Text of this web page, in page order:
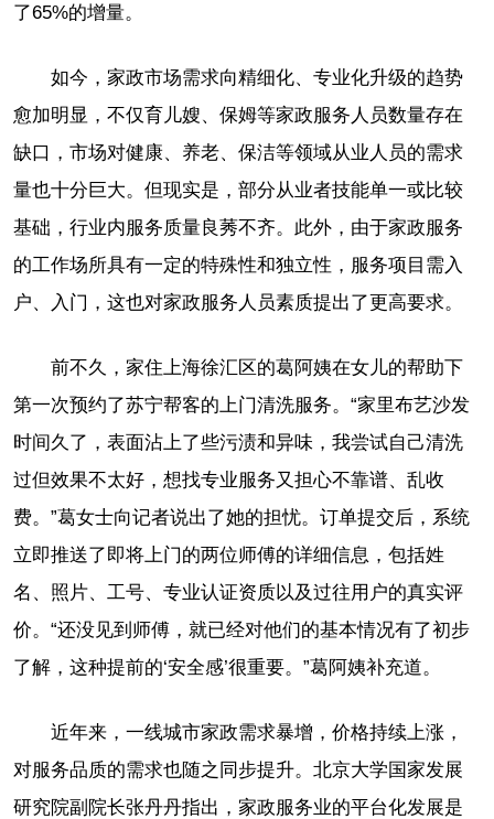
了65%的增量。
如今，家政市场需求向精细化、专业化升级的趋势
愈加明显，不仅育儿嫂、保姆等家政服务人员数量存在
缺口，市场对健康、养老、保洁等领域从业人员的需求
量也十分巨大。但现实是，部分从业者技能单一或比较
基础，行业内服务质量良莠不齐。此外，由于家政服务
的工作场所具有一定的特殊性和独立性，服务项目需入
户、入门，这也对家政服务人员素质提出了更高要求。
前不久，家住上海徐汇区的葛阿姨在女儿的帮助下
第一次预约了苏宁帮客的上门清洗服务。“家里布艺沙发
时间久了，表面沾上了些污渍和异味，我尝试自己清洗
过但效果不太好，想找专业服务又担心不靠谱、乱收
费。”葛女士向记者说出了她的担忧。订单提交后，系统
立即推送了即将上门的两位师傅的详细信息，包括姓
名、照片、工号、专业认证资质以及过往用户的真实评
价。“还没见到师傅，就已经对他们的基本情况有了初步
了解，这种提前的‘安全感’很重要。”葛阿姨补充道。
近年来，一线城市家政需求暴增，价格持续上涨，
对服务品质的需求也随之同步提升。北京大学国家发展
研究院副院长张丹丹指出，家政服务业的平台化发展是